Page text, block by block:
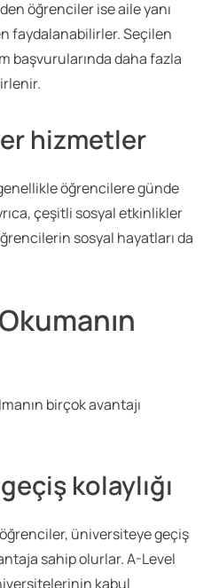
öğrenciler ise aile yanı
faydalanabilirler. Seçilen
başvurularında daha fazla
hizmetler
öğrencilere günde
çeşitli sosyal etkinlikler
sosyal hayatları da
birçok avantajı
kolaylığı
üniversiteye geçiş
sahip olurlar. A-Level
kabul